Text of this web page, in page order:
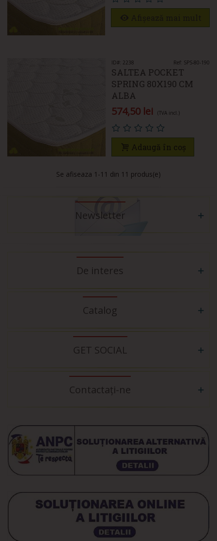
ID#: 2238 Ref: SPS-80-190
SALTEA POCKET
SPRING 80X190 CM
ALBA
574,50 lei (TVA incl.)
Adaugă în coș
Se afiseaza 1 -11 din 11 produs(e)
Newsletter
De interes
Catalog
GET SOCIAL
Contactați-ne